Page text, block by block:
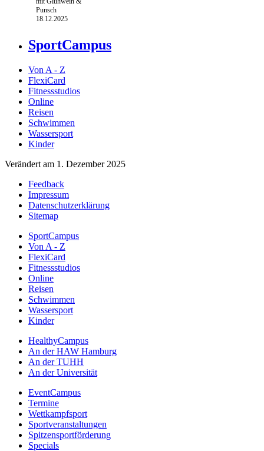
Punsch
18.12.2025
SportCampus
Von A - Z
FlexiCard
Fitnessstudios
Online
Reisen
Schwimmen
Wassersport
Kinder
Verändert am 1. Dezember 2025
Feedback
Impressum
Datenschutzerklärung
Sitemap
SportCampus
Von A - Z
FlexiCard
Fitnessstudios
Online
Reisen
Schwimmen
Wassersport
Kinder
HealthyCampus
An der HAW Hamburg
An der TUHH
An der Universität
EventCampus
Termine
Wettkampfsport
Sportveranstaltungen
Spitzensportförderung
Specials